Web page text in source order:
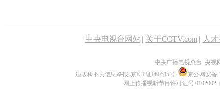
中央电视台网站 | 关于CCTV.com | 人
中央广播电视总台 央视
违法和不良信息举报 京ICP证060535号
京公网安备
网上传播视听节目许可证号 0102002